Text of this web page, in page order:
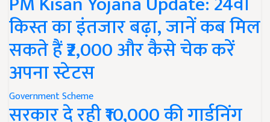
किस्त का इंतजार बढ़ा, जानें कब मिल
सकते हैं ₹2,000 और कैसे चेक करें
अपना स्टेटस
Government Scheme
सरकार दे रही ₹10,000 की गार्डनिंग